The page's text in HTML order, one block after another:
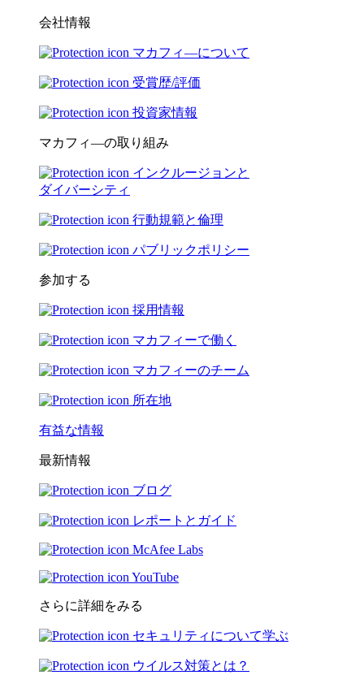
会社情報
マカフィ―について
受賞歴/評価
投資家情報
マカフィ―の取り組み
インクルージョンと
ダイバーシティ
行動規範と倫理
パブリックポリシー
参加する
採用情報
マカフィーで働く
マカフィーのチーム
所在地
有益な情報
最新情報
ブログ
レポートとガイド
McAfee Labs
YouTube
さらに詳細をみる
セキュリティについて学ぶ
ウイルス対策とは？